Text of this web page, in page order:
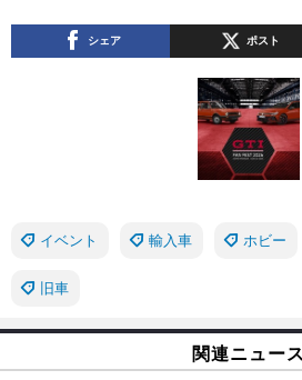
シェア ポスト
イベント 輸入車 ホビー
旧車
関連ニュース